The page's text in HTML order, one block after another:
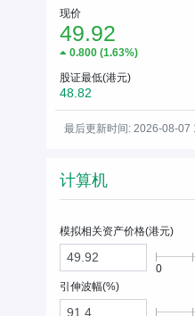
现价
49.92
0.800(1.63%)
股证最低(港元)
48.82
最后更新时间: 2026-08-07
计算机
模拟相关资产价格(港元)
0
引伸波幅(%)